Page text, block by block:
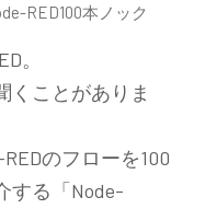
RED100本ノック
。
くことがありま
のフローを100
する「Node-